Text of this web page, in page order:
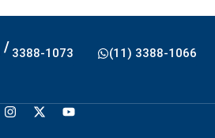
/ 3388-1073 (11) 3388-1066